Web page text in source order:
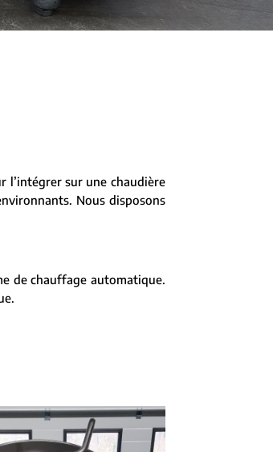
l’intégrer sur une chaudière
Nous disposons
de chauffage automatique.